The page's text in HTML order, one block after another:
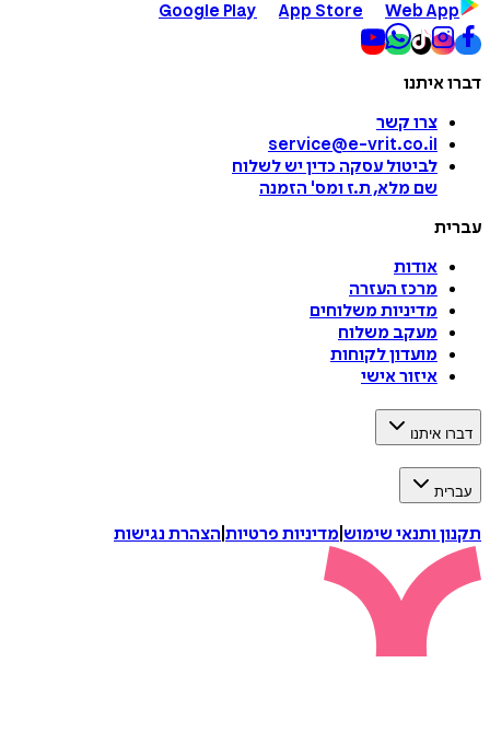
Google Play
App Store Web
צרו קשר
service@e-vrit.co.il
לביטול עסקה כדין יש לשלוח
שם מלא, ת.ז ומס'הזמנה
אודות
מרכז העזרה
מדיניות משלוחים
מעקב משלוח
מועדון לקוחות
איזור אישי
איתנו
ותנאי שימוש|מדיניות פרטיות|הצהרת נגישות